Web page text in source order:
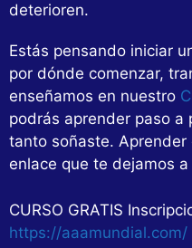
deterioren.
Estás pensando iniciar
por dónde comenzar,
enseñamos en nuestro
podrás aprender paso a
tanto soñaste.
enlace que te dejamos
CURSO GRATIS
https://aaamundial.com/